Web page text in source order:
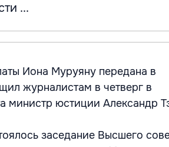
...
Иона Муруяну передана в
журналистам в четверг в
министр юстиции Александр
заседание Высшего